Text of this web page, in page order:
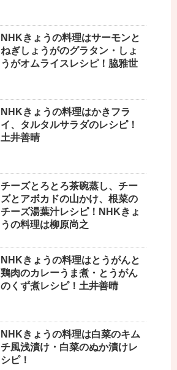
NHKきょうの料理はサーモンと
ねぎしょうがのグラタン・しょ
うがオムライスレシピ！脇雅世
NHKきょうの料理はかきフラ
イ、タルタルサラダのレシピ！
土井善晴
チーズとろとろ茶碗蒸し、チー
ズとアボカドの山かけ、根菜の
チーズ湯葉汁レシピ！NHKきょ
うの料理は柳原尚之
NHKきょうの料理はとうがんと
鶏肉のカレーうま煮・とうがん
のくず煮レシピ！土井善晴
NHKきょうの料理は白菜のキム
チ風浅漬け・白菜のぬか漬けレ
シピ！